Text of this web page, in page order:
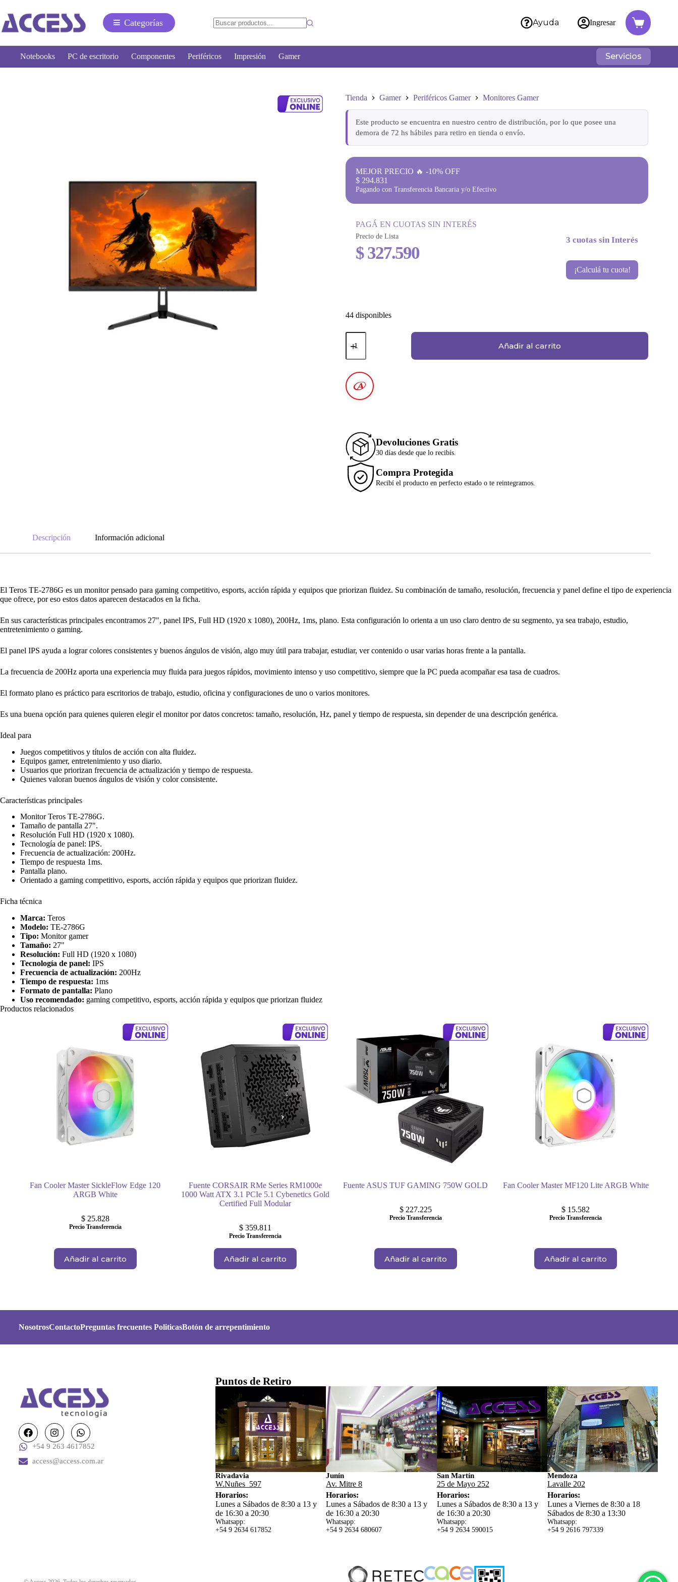
Categorías Ayuda Ingresar
Notebooks PC de escritorio Componentes Periféricos Impresión Gamer Servicios
Tienda Gamer Periféricos Gamer Monitores Gamer
Este producto se encuentra en nuestro centro de distribución, por lo que posee una
demora de 72 hs hábiles para retiro en tienda o envío.
MEJOR PRECIO 🔥 -10% OFF
$ 294.831
Pagando con Transferencia Bancaria y/o Efectivo
PAGÁ EN CUOTAS SIN INTERÉS
Precio de Lista
$327.590
3 cuotas sin Interés
¡Calculá tu cuota!
44 disponibles
Añadir al carrito
Devoluciones Gratis
30 días desde que lo recibís.
Compra Protegida
Recibí el producto en perfecto estado o te reintegramos.
Descripción Información adicional
El Teros TE-2786G es un monitor pensado para gaming competitivo, esports, acción rápida y equipos que priorizan fluidez. Su combinación de tamaño, resolución, frecuencia y panel define el tipo de experiencia
que ofrece, por eso estos datos aparecen destacados en la ficha.
En sus características principales encontramos 27", panel IPS, Full HD (1920 x 1080), 200Hz, 1ms, plano. Esta configuración lo orienta a un uso claro dentro de su segmento, ya sea trabajo, estudio,
entretenimiento o gaming.
El panel IPS ayuda a lograr colores consistentes y buenos ángulos de visión, algo muy útil para trabajar, estudiar, ver contenido o usar varias horas frente a la pantalla.
La frecuencia de 200Hz aporta una experiencia muy fluida para juegos rápidos, movimiento intenso y uso competitivo, siempre que la PC pueda acompañar esa tasa de cuadros.
El formato plano es práctico para escritorios de trabajo, estudio, oficina y configuraciones de uno o varios monitores.
Es una buena opción para quienes quieren elegir el monitor por datos concretos: tamaño, resolución, Hz, panel y tiempo de respuesta, sin depender de una descripción genérica.
Ideal para
Juegos competitivos y títulos de acción con alta fluidez.
Equipos gamer, entretenimiento y uso diario.
Usuarios que priorizan frecuencia de actualización y tiempo de respuesta.
Quienes valoran buenos ángulos de visión y color consistente.
Características principales
Monitor Teros TE-2786G.
Tamaño de pantalla 27".
Resolución Full HD (1920 x 1080).
Tecnología de panel: IPS.
Frecuencia de actualización: 200Hz.
Tiempo de respuesta 1ms.
Pantalla plano.
Orientado a gaming competitivo, esports, acción rápida y equipos que priorizan fluidez.
Ficha técnica
Marca: Teros
Modelo: TE-2786G
Tipo: Monitor gamer
Tamaño: 27"
Resolución: Full HD (1920 x 1080)
Tecnología de panel: IPS
Frecuencia de actualización: 200Hz
Tiempo de respuesta: 1ms
Formato de pantalla: Plano
Uso recomendado: gaming competitivo, esports, acción rápida y equipos que priorizan fluidez
Productos relacionados
Fan Cooler Master SickleFlow Edge 120
ARGB White
$25.828
Precio Transferencia
Añadir al carrito
Fuente CORSAIR RMe Series RM1000e
1000 Watt ATX 3.1 PCIe 5.1 Cybenetics Gold
Certified Full Modular
$ 359.811
Precio Transferencia
Añadir al carrito
Fuente ASUS TUF GAMING 750W GOLD
$227.225
Precio Transferencia
Añadir al carrito
Fan Cooler Master MF120 Lite ARGB White
$ 15.582
Precio Transferencia
Añadir al carrito
NosotrosContactoPreguntas frecuentes PoliticasBotón de arrepentimiento
+54 9 263 4617852
access@access.com.ar
Puntos de Retiro
Rivadavia
W.Nuñes 597
Horarios:
Lunes a Sábados de 8:30 a 13 y
de 16:30 a 20:30
Whatsapp:
+54 9 2634 617852
Junín
Av. Mitre 8
Horarios:
Lunes a Sábados de 8:30 a 13 y
de 16:30 a 20:30
Whatsapp:
+54 9 2634 680607
San Martín
25 de Mayo 252
Horarios:
Lunes a Sábados de 8:30 a 13 y
de 16:30 a 20:30
Whatsapp:
+54 9 2634 590015
Mendoza
Lavalle 202
Horarios:
Lunes a Viernes de 8:30 a 18
Sábados de 8:30 a 13:30
Whatsapp:
+54 9 2616 797339